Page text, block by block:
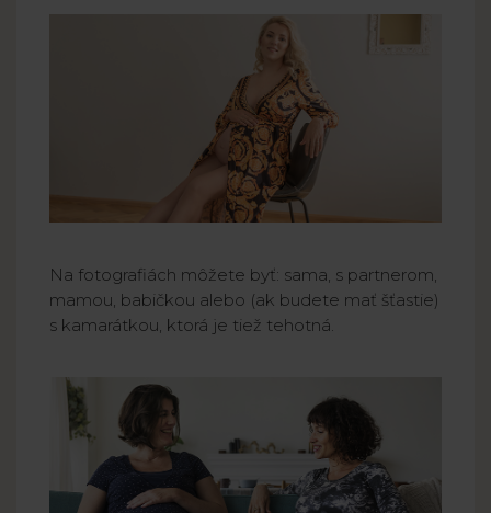
Na fotografiách môžete byť: sama, s partnerom,
mamou, babičkou alebo (ak budete mať šťastie)
s kamarátkou, ktorá je tiež tehotná.